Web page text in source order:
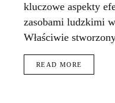
kluczowe aspekty
zasobami ludzkimi
Właściwie
READ MORE